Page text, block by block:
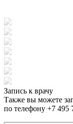
Запись к врачу
Также вы можете
по телефону +7 495